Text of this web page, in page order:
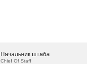
Начальник штаба
Chief Of Staff